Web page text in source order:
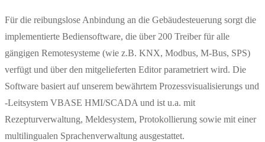
Für die reibungslose Anbindung an die Gebäudesteuerung sorgt die
implementierte Bediensoftware, die über 200 Treiber für alle
gängigen Remotesysteme (wie z.B. KNX, Modbus, M-Bus, SPS)
verfügt und über den mitgelieferten Editor parametriert wird. Die
Software basiert auf unserem bewährtem Prozessvisualisierungs und
-Leitsystem VBASE HMI/SCADA und ist u.a. mit
Rezepturverwaltung, Meldesystem, Protokollierung sowie mit einer
multilingualen Sprachenverwaltung ausgestattet.